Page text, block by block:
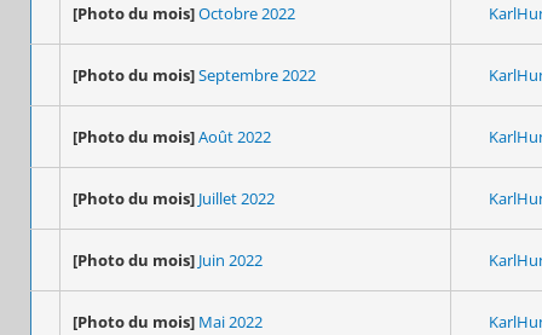
[Photo du mois]Octobre 2022
[Photo du mois]Septembre 2022
[Photo du mois]Août 2022
[Photo du mois] Juillet 2022
[Photo du mois] Juin 2022
[Photo du mois] Mai 2022